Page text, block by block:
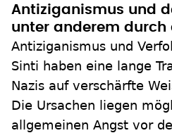
Antiziganismus und
unter anderem durch
Antiziganismus und
Sinti haben eine lange
Nazis auf verschärfte
Die Ursachen liegen
allgemeinen Angst vor